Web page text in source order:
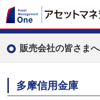
販売会社の皆さまへ
多摩信用金庫